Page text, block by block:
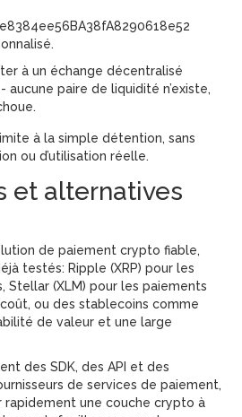
à un échange décentralisé
aucune paire de liquidité n’existe,
à la simple détention, sans
ou d’utilisation réelle.
et alternatives
de paiement crypto fiable,
testés: Ripple (XRP) pour les
Stellar (XLM) pour les paiements
ou des stablecoins comme
de valeur et une large
des SDK, des API et des
de services de paiement,
rapidement une couche crypto à